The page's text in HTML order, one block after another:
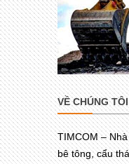
VỀ CHÚNG TÔI
TIMCOM –
bê tông, cẩu